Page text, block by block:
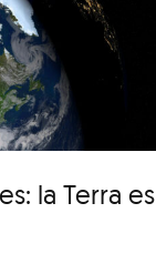
la Terra es
del barri
2026